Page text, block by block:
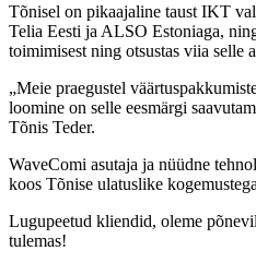
Tõnisel on pikaajaline taust IKT
Telia Eesti ja ALSO Estoniaga,
toimimisest ning otsustas viia selle
„Meie praegustel
loomine on selle eesmärgi
Tõnis Teder.
WaveComi asutaja ja nüüdne
koos Tõnise ulatuslike
Lugupeetud kliendid, oleme
tulemas!